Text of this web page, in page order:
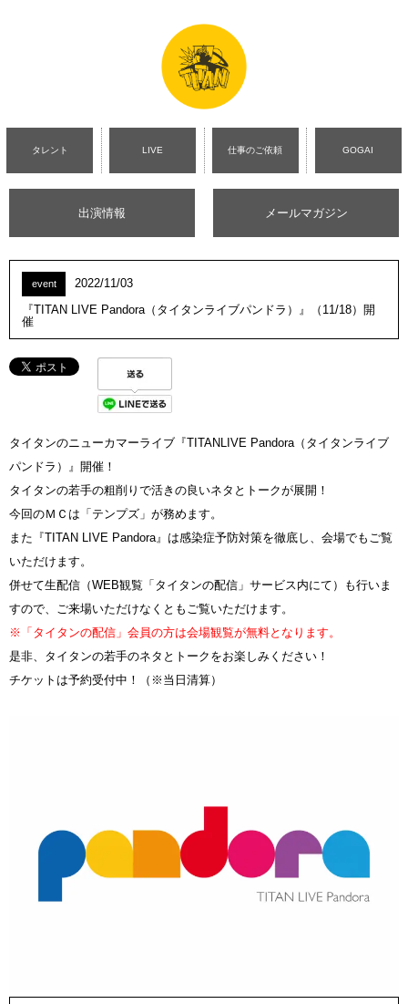
タレント LIVE 仕事のご依頼 GOGAI
出演情報 メールマガジン
event
2022/11/03
『TITAN LIVE Pandora（タイタンライブパンドラ）』（11/18）開
催
タイタンのニューカマーライブ『TITANLIVE Pandora（タイタンライブ
パンドラ）』開催！
タイタンの若手の粗削りで活きの良いネタとトークが展開！
今回のＭＣは「テンプズ」が務めます。
また『TITAN LIVE Pandora』は感染症予防対策を徹底し、会場でもご覧
いただけます。
併せて生配信（WEB観覧「タイタンの配信」サービス内にて）も行いま
すので、ご来場いただけなくともご覧いただけます。
※「タイタンの配信」会員の方は会場観覧が無料となります。
是非、タイタンの若手のネタとトークをお楽しみください！
チケットは予約受付中！（※当日清算）